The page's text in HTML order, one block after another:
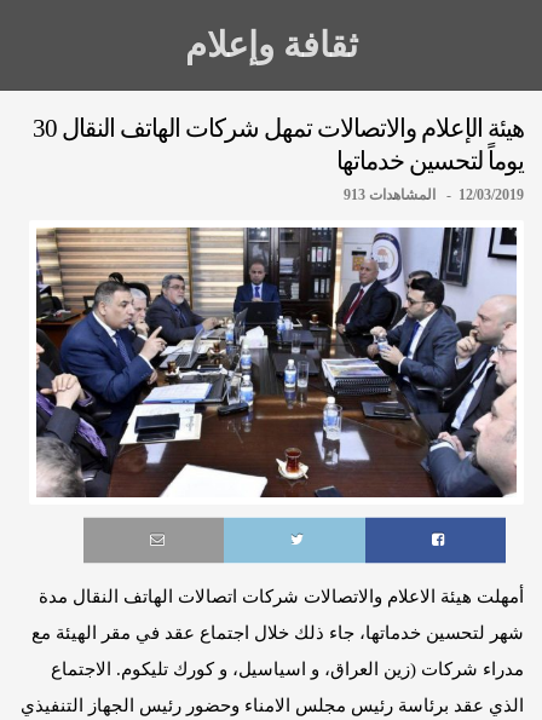
ثقافة وإعلام
هيئة الإعلام والاتصالات تمهل شركات الهاتف النقال 30
يوماً لتحسين خدماتها
12/03/2019 - المشاهدات 913
أمهلت هيئة الاعلام والاتصالات شركات اتصالات الهاتف النقال مدة
شهر لتحسين خدماتها، جاء ذلك خلال اجتماع عقد في مقر الهيئة مع
مدراء شركات (زين العراق، و اسياسيل، و كورك تليكوم. الاجتماع
الذي عقد برئاسة رئيس مجلس الامناء وحضور رئيس الجهاز التنفيذي